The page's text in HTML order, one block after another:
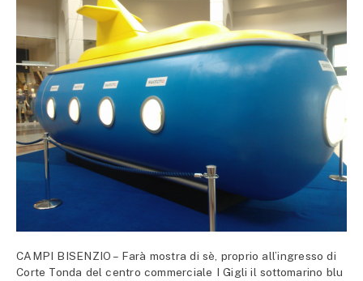
CAMPI BISENZIO – Farà mostra di sè, proprio all’ingresso di
Corte Tonda del centro commerciale I Gigli il sottomarino blu